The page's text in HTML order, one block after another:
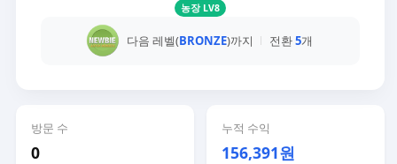
농장 LV8
다음 레벨(BRONZE)까지 전환5개
방문 수
0
누적 수익
156,391원